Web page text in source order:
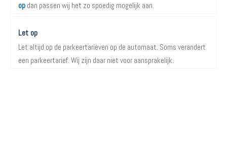
op dan passen wij het zo spoedig mogelijk aan.
Let op
Let altijd op de parkeertarieven op de automaat. Soms verandert
een parkeertarief. Wij zijn daar niet voor aansprakelijk.